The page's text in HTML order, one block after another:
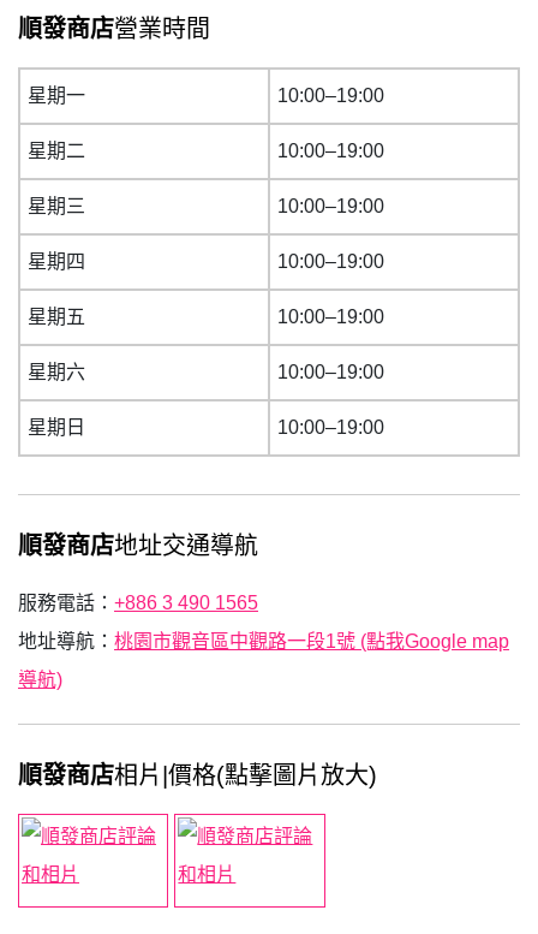
順發商店營業時間
星期一 10:00–19:00
星期二 10:00–19:00
星期三 10:00–19:00
星期四 10:00–19:00
星期五 10:00–19:00
星期六 10:00–19:00
星期日 10:00–19:00
順發商店地址交通導航
服務電話： +886 3 490 1565
地址導航： 桃園市觀音區中觀路一段1號 (點我Google map
導航)
順發商店相片|價格(點擊圖片放大)